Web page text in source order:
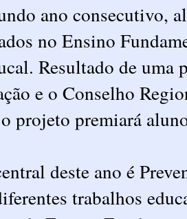
ano consecutivo,
no Ensino
Resultado de
e o Conselho
projeto premiará
deste ano é
trabalhos